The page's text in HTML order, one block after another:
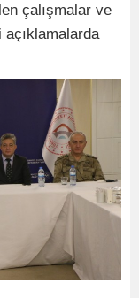
çalışmalar ve
açıklamalarda